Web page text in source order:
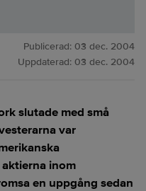
Publicerad: 03 dec. 2004
Uppdaterad: 03 dec. 2004
slutade med små
var
inom
en uppgång sedan